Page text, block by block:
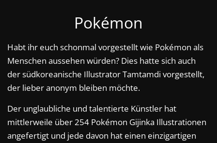
Pokémon
Habt ihr euch schonmal vorgestellt wie Pokémon als
Menschen aussehen würden? Dies hatte sich auch
der südkoreanische Illustrator Tamtamdi vorgestellt,
der lieber anonym bleiben möchte.
Der unglaubliche und talentierte Künstler hat
mittlerweile über 254 Pokémon Gijinka Illustrationen
angefertigt und jede davon hat einen einzigartigen